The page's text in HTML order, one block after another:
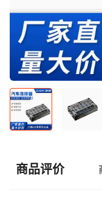
商品评价